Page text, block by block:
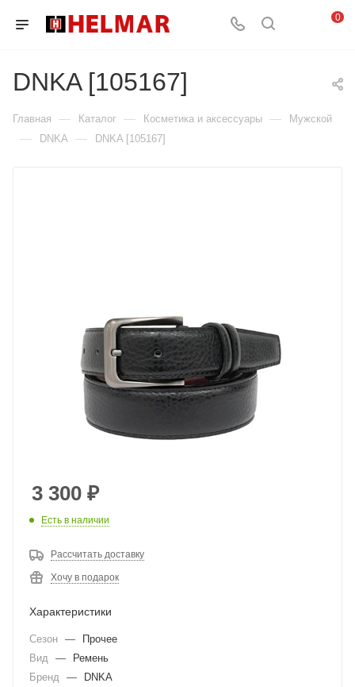
0
DNKA [105167]
Главная — Каталог — Косметика и аксессуары — Мужской
— DNKA — DNKA [105167]
3 300 ₽
Есть в наличии
Рассчитать доставку
Хочу в подарок
Характеристики
Сезон —
Прочее
Вид
—
Ремень
Бренд
—
DNKA